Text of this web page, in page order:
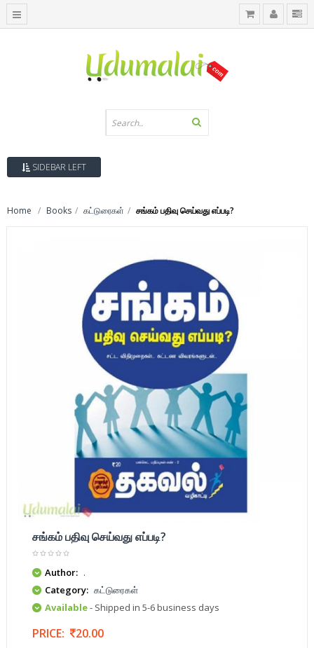
SIDEBAR LEFT
Home Books கட்டுரைகள் சங்கம் பதிவு செய்வது எப்படி?
சங்கம் பதிவு செய்வது எப்படி?
Author: .
Category: கட்டுரைகள்
Available- Shipped in 5-6 business days
PRICE: 20.00